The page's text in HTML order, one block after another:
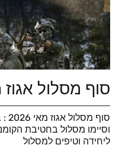
סוף מסלול אגוז מאי
וסיימו מסלול בחטיבת
ליחידה וטיפים למסלול